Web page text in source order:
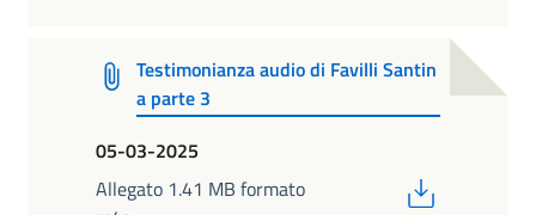
Testimonianza audio di Favilli Santin
a parte 3
05-03-2025
Allegato 1.41 MB formato